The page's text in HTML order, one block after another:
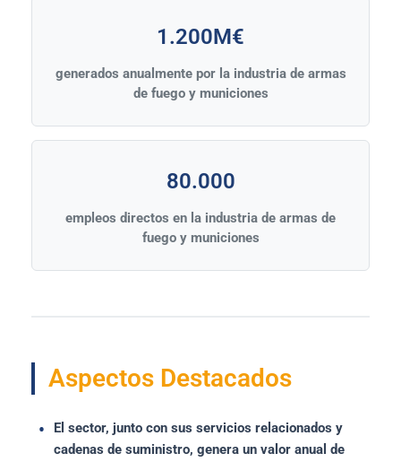
1.200M€
generados anualmente por la industria de armas
de fuego y municiones
80.000
empleos directos en la industria de armas de
fuego y municiones
Aspectos Destacados
El sector, junto con sus servicios relacionados y
cadenas de suministro, genera un valor anual de